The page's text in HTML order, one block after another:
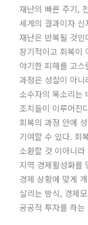
재난의 빠른 주기,
세계의 결과이자
재난은 반복될 것
장기적이고 회복이
야기한 피해를 고
과정은 성찰이 아
소수자의 목소리는
조치들이 이루어진
회복의 과정 안에
기여할 수 있다. 회
소환할 것 이아니
지역 경제활성화를
경제 상황에 맞게
살리는 방식, 경제
공공적 투자를 하